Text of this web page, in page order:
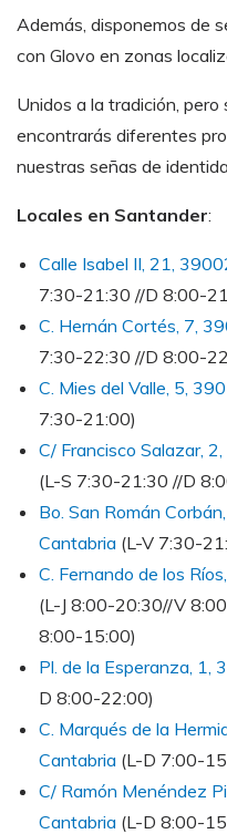
Además, disponemos de
con Glovo en zonas
Unidos a la tradición, pero
encontrarás diferentes
nuestras señas de
Locales en Santander:
Calle Isabel II, 21,
7:30-21:30 //D 8:00-
C. Hernán Cortés, 7,
7:30-22:30 //D 8:00-
C. Mies del Valle, 5,
7:30-21:00)
C/ Francisco Salazar,
(L-S 7:30-21:30 //D
Bo. San Román
Cantabria (L-V 7:30-
C. Fernando de los
(L-J 8:00-20:30//V
8:00-15:00)
Pl. de la Esperanza, 1,
D 8:00-22:00)
C. Marqués de la
Cantabria (L-D 7:00-
C/ Ramón Menéndez
Cantabria (L-D 8:00-